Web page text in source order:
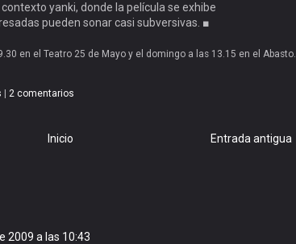
yanki, donde la película se exhibe
pueden sonar casi subversivas. ■
en el Teatro 25 de Mayo y el domingo a las 13.15 en el Abasto.
2 comentarios
Entrada antigua
Inicio
2009 a las 10:43